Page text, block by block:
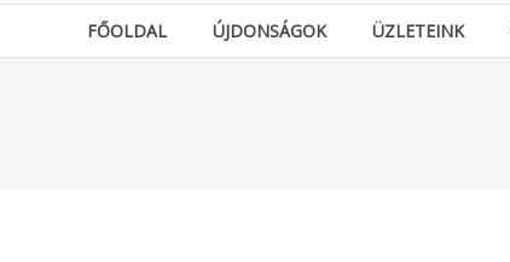
FŐOLDAL ÚJDONSÁGOK ÜZLETEINK